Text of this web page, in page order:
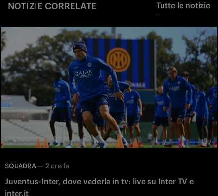
NOTIZIE CORRELATE Tutte le notizie
SQUADRA — 2 ore fa
Juventus-Inter, dove vederla in tv: live su Inter TV e
inter.it